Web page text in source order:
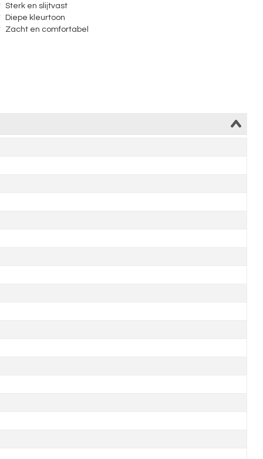
Sterk en slijtvast
Diepe kleurtoon
Zacht en comfortabel